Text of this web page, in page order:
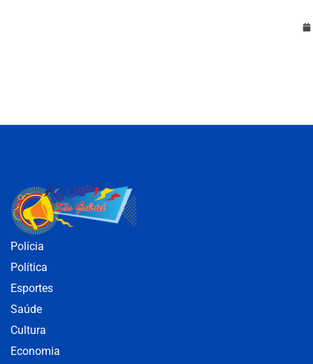
Polícia
Política
Esportes
Saúde
Cultura
Economia